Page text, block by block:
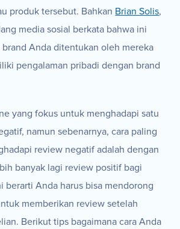
produk tersebut. Bahkan Brian Solis,
media sosial berkata bahwa ini
brand Anda ditentukan oleh mereka
pengalaman pribadi dengan brand
yang fokus untuk menghadapi satu
namun sebenarnya, cara paling
review negatif adalah dengan
banyak lagi review positif bagi
berarti Anda harus bisa mendorong
memberikan review setelah
Berikut tips bagaimana cara Anda